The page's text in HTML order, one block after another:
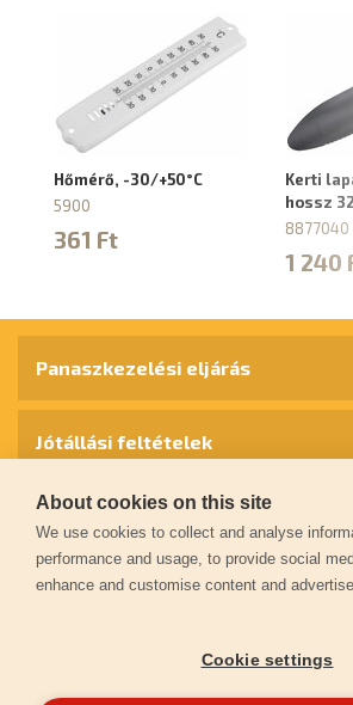
Hőmérő, -30/+50°C
5900
361 Ft
Kerti
hossz
8877040
1 240
Panaszkezelési eljárás
Jótállási feltételek
Személyes adatok védelme
Kapcsolat
Garancia regisztráció
About cookies on this site
We use cookies to collect and analyse
performance and usage, to provide social
enhance and customise content and
Cookie settings